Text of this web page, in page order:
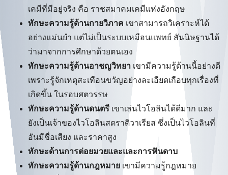
เคมีที่มีอยู่จริง คือ ราชสมาคมเคมีแห่งอังกฤษ
ทักษะความรู้ด้านกายวิภาค เขาสามารถวิเคราะห์ได้
อย่างแม่นยำ แต่ไม่เป็นระบบเหมือนแพทย์ สันนิษฐานได้
ว่ามาจากการศึกษาด้วยตนเอง
ทักษะความรู้ด้านอาชญวิทยา เขามีความรู้ด้านนี้อย่างดี
เพราะรู้จักเหตุสะเทือนขวัญอย่างละเอียดเกือบทุกเรื่องที่
เกิดขึ้น ในรอบศตวรรษ
ทักษะความรู้ด้านดนตรี เขาเล่นไวโอลินได้ดีมาก และ
ยังเป็นเจ้าของไวโอลินสตราดิวาเรียส ซึ่งเป็นไวโอลินที่
อันมีชื่อเสียง และราคาสูง
ทักษะด้านการต่อยมวยและและการฟันดาบ
ทักษะความรู้ด้านกฎหมาย เขามีความรู้กฎหมาย